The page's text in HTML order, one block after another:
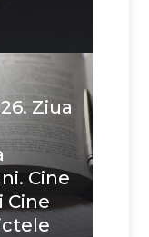
Ziua
Cine
Cine